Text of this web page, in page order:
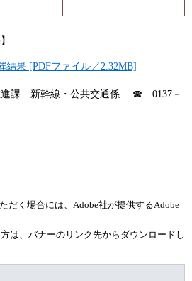
結果 [PDFファイル／2.32MB]
進課 新幹線・公共交通係 ☎ 0137－
だく場合には、Adobe社が提供するAdobe
は、バナーのリンク先からダウンロードし